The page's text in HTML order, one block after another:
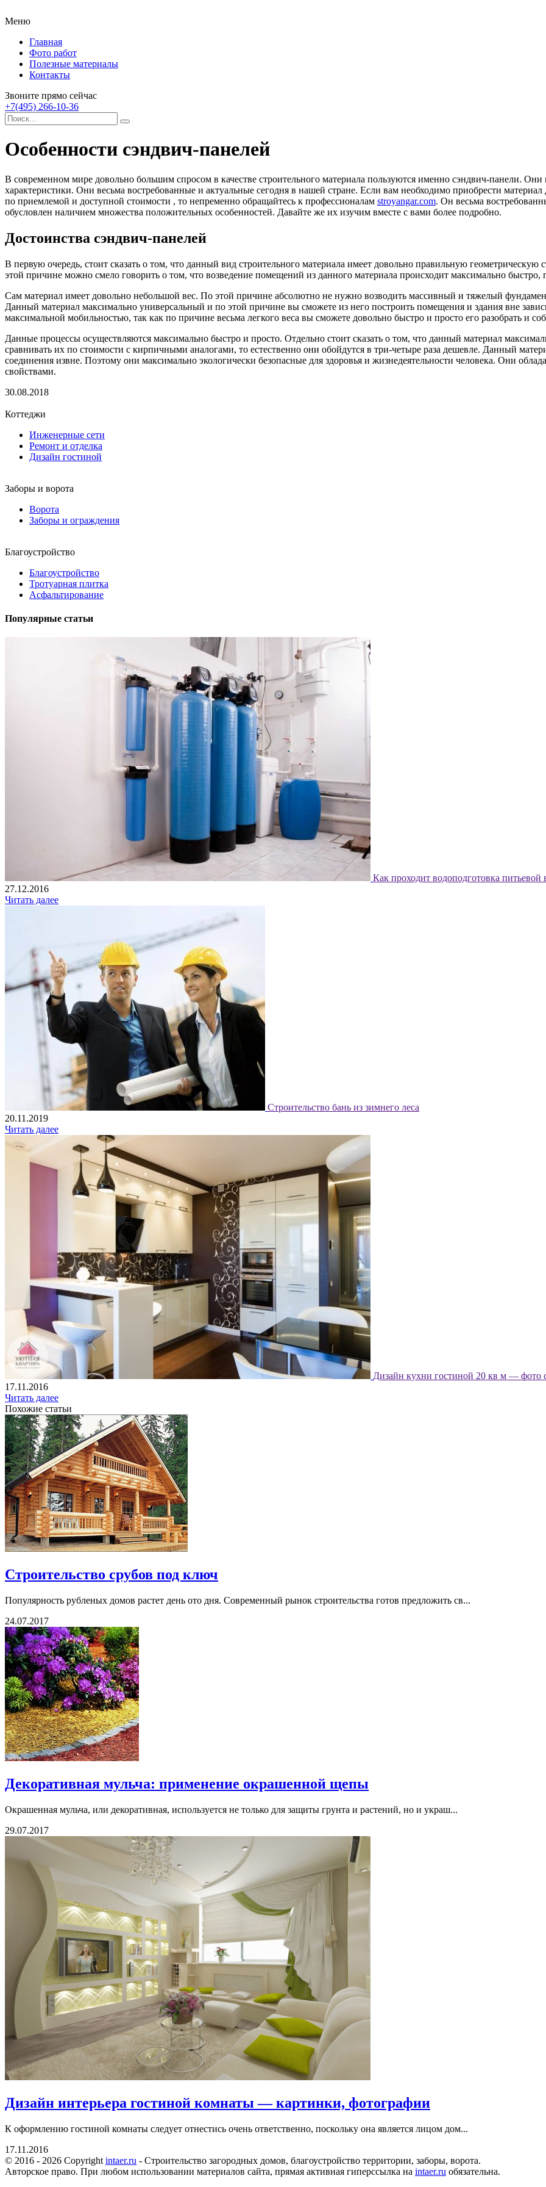
Меню
Главная
Фото работ
Полезные материалы
Контакты
Звоните прямо сейчас
+7(495) 266-10-36
Особенности сэндвич-панелей
В современном мире довольно большим спросом в качестве строительного материала пользуются именно сэндвич-панели. Они
характеристики. Они весьма востребованные и актуальные сегодня в нашей стране. Если вам необходимо приобрести
по приемлемой и доступной стоимости , то непременно обращайтесь к профессионалам stroyangar.com. Он весьма
обусловлен наличием множества положительных особенностей. Давайте же их изучим вместе с вами более подробно.
Достоинства сэндвич-панелей
В первую очередь, стоит сказать о том, что данный вид строительного материала имеет довольно правильную
этой причине можно смело говорить о том, что возведение помещений из данного материала происходит максимально быстро,
Сам материал имеет довольно небольшой вес. По этой причине абсолютно не нужно возводить массивный и тяжелый
Данный материал максимально универсальный и по этой причине вы сможете из него построить помещения и здания вне
максимальной мобильностью, так как по причине весьма легкого веса вы сможете довольно быстро и просто его разобрать и
Данные процессы осуществляются максимально быстро и просто. Отдельно стоит сказать о том, что данный материал
сравнивать их по стоимости с кирпичными аналогами, то естественно они обойдутся в три-четыре раза дешевле. Данный
соединения извне. Поэтому они максимально экологически безопасные для здоровья и жизнедеятельности человека. Они
свойствами.
30.08.2018
Коттеджи
Инженерные сети
Ремонт и отделка
Дизайн гостиной
Заборы и ворота
Ворота
Заборы и ограждения
Благоустройство
Благоустройство
Тротуарная плитка
Асфальтирование
Популярные статьи
Как проходит водоподготовка питьевой
27.12.2016
Читать далее
Строительство бань из зимнего леса
20.11.2019
Читать далее
Дизайн кухни гостиной 20 кв м — фото
17.11.2016
Читать далее
Похожие статьи
Строительство срубов под ключ
Популярность рубленых домов растет день ото дня. Современный рынок строительства готов предложить св...
24.07.2017
Декоративная мульча: применение окрашенной щепы
Окрашенная мульча, или декоративная, используется не только для защиты грунта и растений, но и украш...
29.07.2017
Дизайн интерьера гостиной комнаты — картинки, фотографии
К оформлению гостиной комнаты следует отнестись очень ответственно, поскольку она является лицом дом...
17.11.2016
© 2016 - 2026 Copyright intaer.ru - Cтроительство загородных домов, благоустройство территории, заборы, ворота.
Авторское право. При любом использовании материалов сайта, прямая активная гиперссылка на intaer.ru обязательна.